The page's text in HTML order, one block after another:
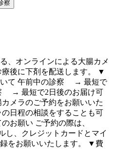
察
、オンラインによる大腸カメ
後に下剤を配送します。 ▼
いて 午前中の診察 → 最短で
→ 最短で2日後のお届け可
メラのご予約をお願いいた
日程の相談をすることも可
お願い ご予約の際は、
し、クレジットカードとマイ
をお願いいたします。 ▼費